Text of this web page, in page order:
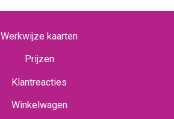
Werkwijze kaarten
Prijzen
Klantreacties
Winkelwagen